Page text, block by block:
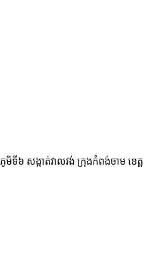
ទី៦ សង្កាត់វាលវង់ ក្រុងកំពង់ចាម ខេត្ត